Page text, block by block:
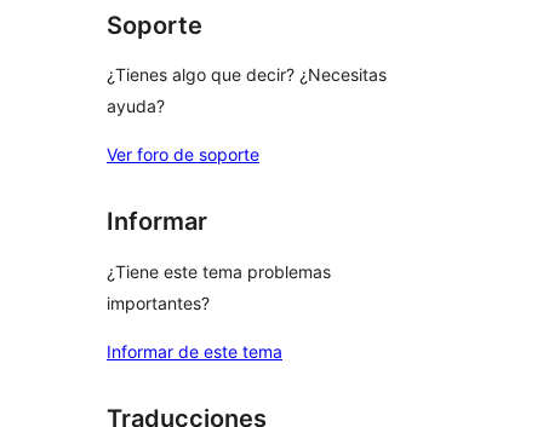
Soporte
¿Tienes algo que decir? ¿Necesitas
ayuda?
Ver foro de soporte
Informar
¿Tiene este tema problemas
importantes?
Informar de este tema
Traducciones